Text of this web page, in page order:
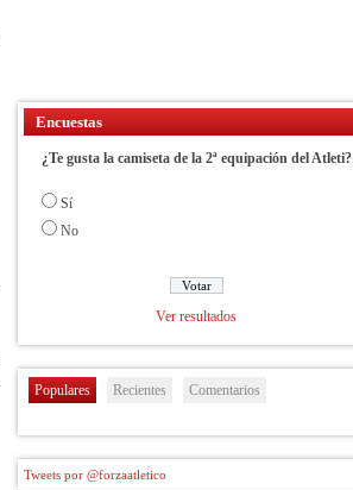
Encuestas
¿Te gusta la camiseta de la 2ª equipación del Atleti?
Sí
No
Ver resultados
Populares Recientes Comentarios
Tweets por @forzaatletico